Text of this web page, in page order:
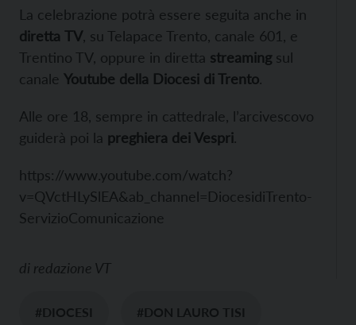
La celebrazione potrà essere seguita anche in
diretta TV , su Telapace Trento, canale 601, e
Trentino TV, oppure in diretta streaming sul
canale Youtube della Diocesi di Trento.
Alle ore 18, sempre in cattedrale, l’arcivescovo
guiderà poi la preghiera dei Vespri.
https://www.youtube.com/watch?
v=QVctHLySlEA&ab_channel=DiocesidiTrento-
ServizioComunicazione
di redazione VT
#DIOCESI #DON LAURO TISI